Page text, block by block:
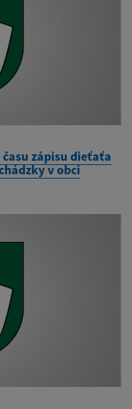
zápisu dieťaťa
v obci